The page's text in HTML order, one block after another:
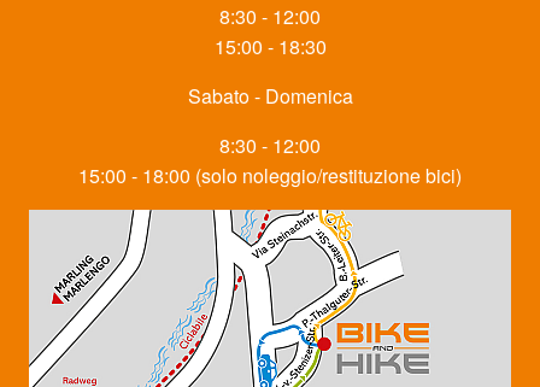
8:30 - 12:00
15:00 - 18:30
Sabato - Domenica
8:30 - 12:00
15:00 - 18:00 (solo noleggio/restituzione bici)